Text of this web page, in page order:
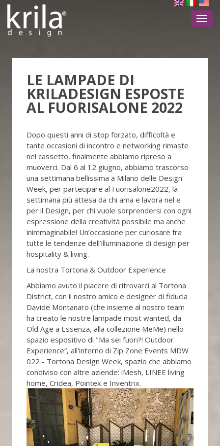
LE LAMPADE DI
KRILADESIGN ESPOSTE
AL FUORISALONE 2022
Dopo questi anni di stop forzato, difficoltà e
tante occasioni di incontro e networking rimaste
nel cassetto, finalmente abbiamo ripreso a
muoverci. Dal 6 al 12 giugno, abbiamo trascorso
una settimana bellissima a Milano delle Design
Week, per partecipare al Fuorisalone2022, la
settimana più attesa da chi ama e lavora nel e
per il Design, per chi vuole sorprendersi con ogni
espressione della creatività possibile ma anche
inimmaginabile! Un’occasione per curiosare fra
tutte le tendenze dell’illuminazione di design per
hospitality & living.
La nostra Tortona & Outdoor Experience
Abbiamo avuto il piacere di ritrovarci al Tortona
District, con il nostro amico e designer di fiducia
Davide Montanaro (che insieme al nostro team
ha creato le nostre lampade most wanted, da
Old Age a Essenza, alla collezione MeMe) nello
spazio espositivo di "Ma sei fuori?! Outdoor
Experience”, all'interno di Zip Zone Events MDW
022 - Tortona Design Week, spazio che abbiamo
condiviso con altre aziende: iMesh, LINEE living
home, Cridea, Pointex e Inventrix.